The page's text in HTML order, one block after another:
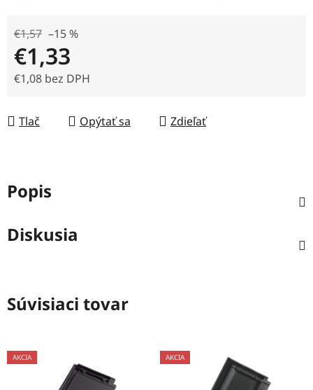
€1,57 –15 %
€1,33
€1,08 bez DPH
Tlač
Opýtať sa Zdieľať
Popis
Diskusia
Súvisiaci tovar
AKCIA AKCIA